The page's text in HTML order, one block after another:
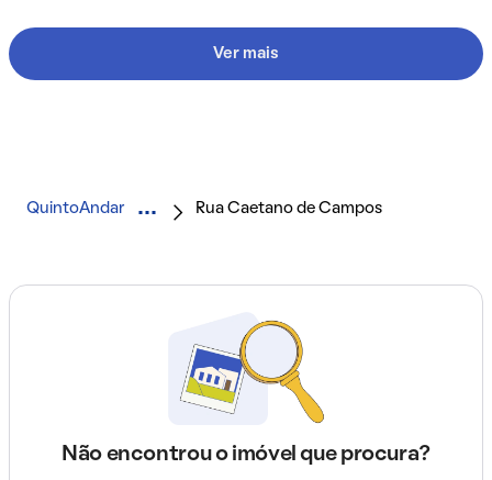
Ver mais
QuintoAndar Rua Caetano de Campos
Não encontrou o imóvel que procura?